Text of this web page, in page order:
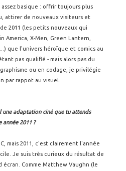
basique : offrir toujours plus
attirer de nouveaux visiteurs et
2011 (les petits nouveaux qui
America, X-Men, Green Lantern,
que l'univers héroïque et comics au
pas qualifié - mais alors pas du
ou en codage, je privilégie
par rappot au visuel.
une adaptation ciné que tu attends
2011 ?
mais 2011, c'est clairement l'année
Je suis très curieux du résultat de
écran. Comme Matthew Vaughn (le